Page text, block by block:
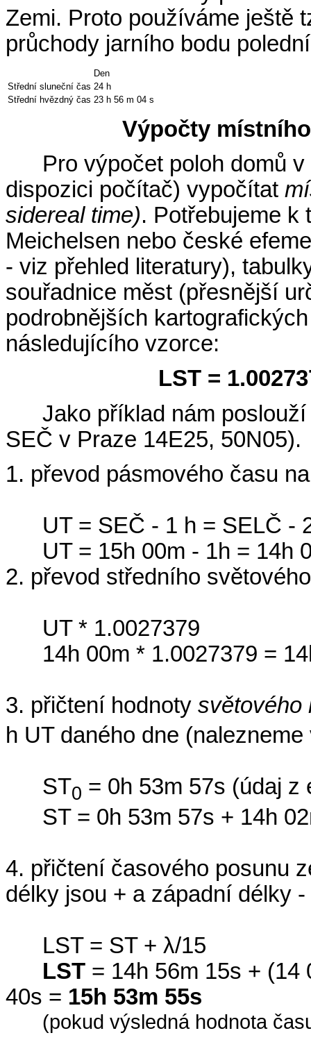
Zemi. Proto používáme ještě
průchody jarního bodu
Den
Střední sluneční čas 24 h
Střední hvězdný čas 23 h 56 m 04 s
Výpočty
Pro výpočet poloh domů
dispozici počítač) vypočítat
sidereal time). Potřebujeme k
Meichelsen nebo české
- viz přehled literatury),
souřadnice měst (přesnější
podrobnějších
následujícího vzorce:
LST =
Jako příklad nám
SEČ v Praze 14E25, 50N05).
1. převod pásmového času
UT = SEČ - 1 h = SELČ -
UT = 15h 00m - 1h = 14h
2. převod středního
UT * 1.0027379
14h 00m * 1.0027379 =
3. přičtení hodnoty světového
h UT daného dne
ST0 = 0h 53m 57s (údaj z
ST = 0h 53m 57s + 14h
4. přičtení časového posunu
délky jsou + a západní délky -
LST = ST + λ/15
LST = 14h 56m 15s + (14
40s = 15h 53m 55s
(pokud výsledná hodnota